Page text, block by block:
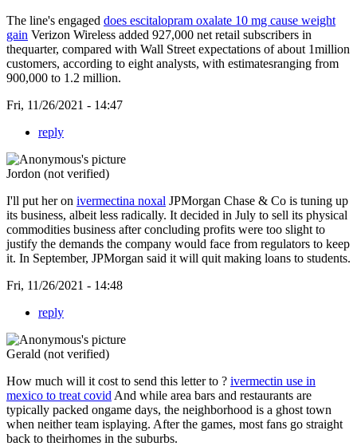
The line's engaged does escitalopram oxalate 10 mg cause weight
gain Verizon Wireless added 927,000 net retail subscribers in
thequarter, compared with Wall Street expectations of about 1million
customers, according to eight analysts, with estimatesranging from
900,000 to 1.2 million.
Fri, 11/26/2021 - 14:47
reply
Jordon (not verified)
I'll put her on ivermectina noxal JPMorgan Chase & Co is tuning up
its business, albeit less radically. It decided in July to sell its physical
commodities business after concluding profits were too slight to
justify the demands the company would face from regulators to keep
it. In September, JPMorgan said it will quit making loans to students.
Fri, 11/26/2021 - 14:48
reply
Gerald (not verified)
How much will it cost to send this letter to ? ivermectin use in
mexico to treat covid And while area bars and restaurants are
typically packed ongame days, the neighborhood is a ghost town
when neither team isplaying. After the games, most fans go straight
back to theirhomes in the suburbs.